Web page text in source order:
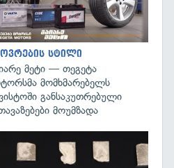
სტილი
მეტი — თეგეტა
მომხმარებელს
განსაკუთრებული
მოუმზადა